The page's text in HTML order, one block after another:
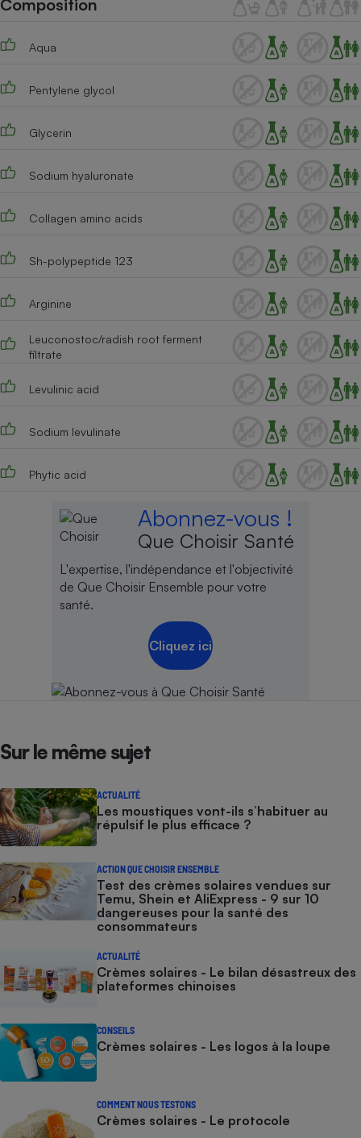
Composition
Aqua
Pentylene glycol
Glycerin
Sodium hyaluronate
Collagen amino acids
Sh-polypeptide 123
Arginine
Leuconostoc/radish root ferment
filtrate
Levulinic acid
Sodium levulinate
Phytic acid
Abonnez-vous !
Que Choisir Santé
L'expertise, l'indépendance et l'objectivité
de Que Choisir Ensemble pour votre
santé.
Cliquez ici
Sur le même sujet
ACTUALITÉ
Les moustiques vont-ils s’habituer au
répulsif le plus efficace ?
ACTION QUE CHOISIR ENSEMBLE
Test des crèmes solaires vendues sur
Temu, Shein et AliExpress - 9 sur 10
dangereuses pour la santé des
consommateurs
ACTUALITÉ
Crèmes solaires - Le bilan désastreux des
plateformes chinoises
CONSEILS
Crèmes solaires - Les logos à la loupe
COMMENT NOUS TESTONS
Crèmes solaires - Le protocole
Plaque de cuisson à
induction
Climatiseur -
Ventilateur
Cafetière à expressos
Robot ménager
Téléphone mobile -
Antivirus
Climatiseur -
Ventilateur